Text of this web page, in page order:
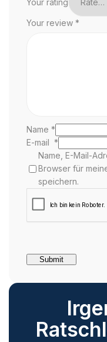
Your review *
Name *
E-mail *
Name, E-Mail-
Browser für
speichern.